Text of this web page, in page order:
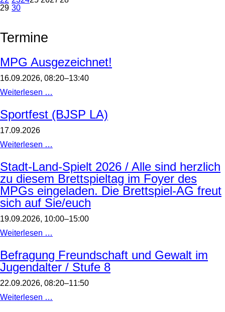
29 30
Termine
MPG Ausgezeichnet!
16.09.2026, 08:20–13:40
Weiterlesen …
Sportfest (BJSP LA)
17.09.2026
Weiterlesen …
Stadt-Land-Spielt 2026 / Alle sind herzlich
zu diesem Brettspieltag im Foyer des
MPGs eingeladen. Die Brettspiel-AG freut
sich auf Sie/euch
19.09.2026, 10:00–15:00
Weiterlesen …
2026
/
Alle
sind
herzlich
Befragung Freundschaft und Gewalt im
Jugendalter / Stufe 8
22.09.2026, 08:20–11:50
Weiterlesen …